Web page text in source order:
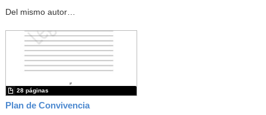
Del mismo autor…
Plan de Convivencia
28 páginas